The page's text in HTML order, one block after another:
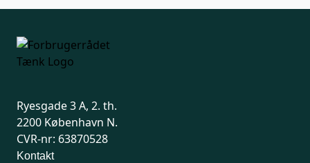
Ryesgade 3 A, 2. th.
2200 København N.
CVR-nr: 63870528
Kontakt